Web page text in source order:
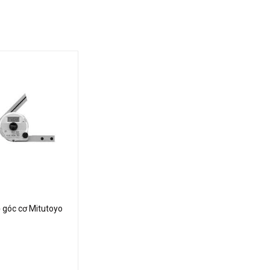
vật liệu, thiết bị một cách chính xác nhất. Sản
trong đó có thước đo góc Mitutoyo
góc cơ Mitutoyo